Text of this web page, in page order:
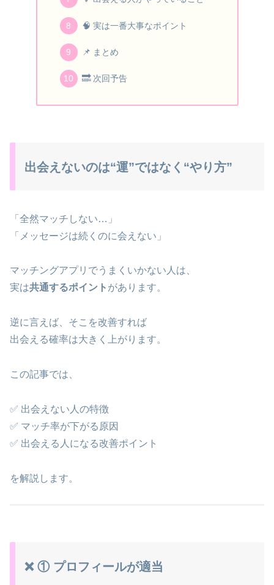
🧠 実は一番大事なポイント
📌 まとめ
🔜 次回予告
出会えないのは“運”ではなく“やり方”
「全然マッチしない…」
「メッセージは続くのに会えない」
マッチングアプリでうまくいかない人は、
実は共通するポイント があります。
逆に言えば、そこを改善すれば
出会える確率は大きく上がります。
この記事では、
✅ 出会えない人の特徴
✅ マッチ率が下がる原因
✅ 出会える人になる改善ポイント
を解説します。
❌ ① プロフィールが適当